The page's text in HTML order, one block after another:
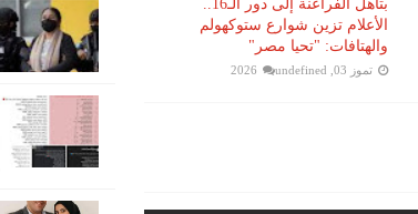
بتأهل الفراعنة إلى دور الـ16..
الأعلام تزين شوارع ستوكهولم
والهتافات: "تحيا مصر"
تموز 03, 2026 undefined